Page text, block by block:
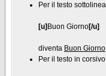
Per il testo
[u] Buon Giorno[/u]
diventa Buon Giorno
Per il testo in